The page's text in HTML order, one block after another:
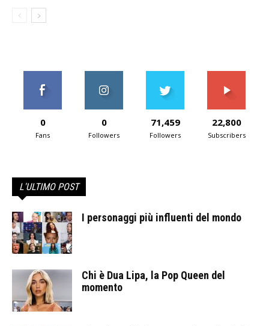
0
Fans
0
Followers
71,459
Followers
22,800
Subscribers
L'ULTIMO POST
I personaggi più influenti del mondo
Chi è Dua Lipa, la Pop Queen del
momento